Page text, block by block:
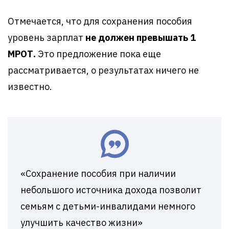
Отмечается, что для сохранения пособия
уровень зарплат не должен превышать 1
МРОТ. Это предложение пока еще
рассматривается, о результатах ничего не
известно.
«Сохранение пособия при наличии
небольшого источника дохода позволит
семьям с детьми-инвалидами немного
улучшить качество жизни»